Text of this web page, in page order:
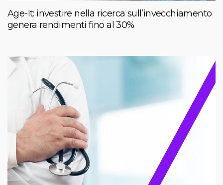
Age-It: investire nella ricerca sull’invecchiamento
genera rendimenti fino al 30%